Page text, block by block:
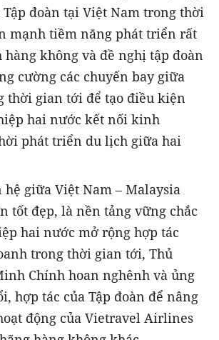
đoàn tại Việt Nam trong thời
mạnh tiềm năng phát triển rất
không và đề nghị tập đoàn
cường các chuyến bay giữa
thời gian tới để tạo điều kiện
hai nước kết nối kinh
phát triển du lịch giữa hai
hệ giữa Việt Nam – Malaysia
tốt đẹp, là nền tảng vững chắc
hai nước mở rộng hợp tác
trong thời gian tới, Thủ
Chính hoan nghênh và ủng
hợp tác của Tập đoàn để nâng
động của Vietravel Airlines